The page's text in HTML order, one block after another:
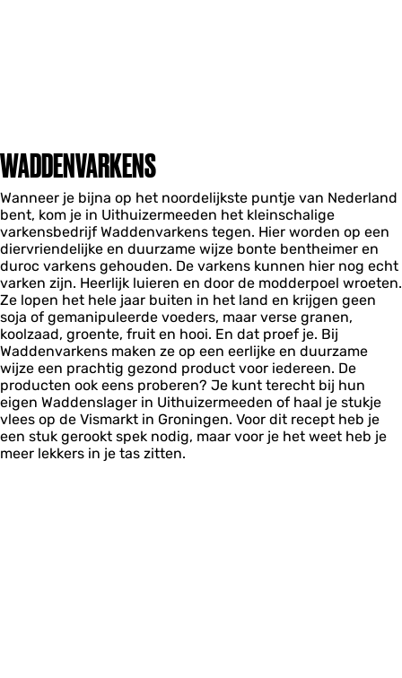
WADDENVARKENS
Wanneer je bijna op het noordelijkste puntje van Nederland
bent, kom je in Uithuizermeeden het kleinschalige
varkensbedrijf Waddenvarkens tegen. Hier worden op een
diervriendelijke en duurzame wijze bonte bentheimer en
duroc varkens gehouden. De varkens kunnen hier nog echt
varken zijn. Heerlijk luieren en door de modderpoel wroeten.
Ze lopen het hele jaar buiten in het land en krijgen geen
soja of gemanipuleerde voeders, maar verse granen,
koolzaad, groente, fruit en hooi. En dat proef je. Bij
Waddenvarkens maken ze op een eerlijke en duurzame
wijze een prachtig gezond product voor iedereen. De
producten ook eens proberen? Je kunt terecht bij hun
eigen Waddenslager in Uithuizermeeden of haal je stukje
vlees op de Vismarkt in Groningen. Voor dit recept heb je
een stuk gerookt spek nodig, maar voor je het weet heb je
meer lekkers in je tas zitten.